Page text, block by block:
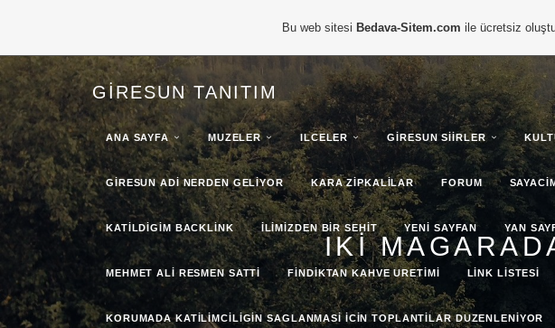
GIRESUN TANITIM
ANA SAYFA MUZELER ILCELER GIRESUN SIIRLER
GIRESUN ADI NERDEN GELIYOR KARA ZIPKALILAR FORUM
KATILDIGIM BACKLINK ILIMIZDEN BIR SEHIT YENI SAYFAN YAN
MEHMET ALI RESMEN SATTI FINDIKTAN KAHVE URETIMI LINK LISTESI
KORUMADA KATILIMCILIGIN SAGLANMASI ICIN TOPLANTILAR DUZENLENIYOR
IKI
Bu web sitesi Bedava-Sitem.com ile ücretsiz